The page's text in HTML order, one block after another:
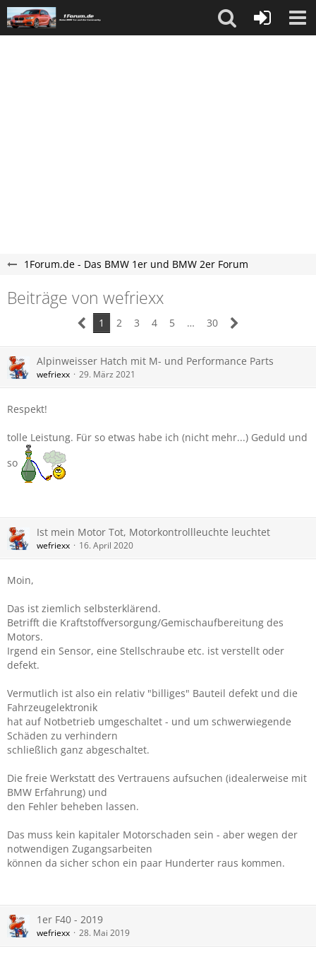
1Forum.de - Das BMW 1er und BMW 2er Forum
Beiträge von wefriexx
1 2 3 4 5 … 30
Alpinweisser Hatch mit M- und Performance Parts
wefriexx 29. März 2021
Respekt!
tolle Leistung. Für so etwas habe ich (nicht mehr...) Geduld und
so
Ist mein Motor Tot, Motorkontrollleuchte leuchtet
wefriexx 16. April 2020
Moin,
Das ist ziemlich selbsterklärend.
Betrifft die Kraftstoffversorgung/Gemischaufbereitung des
Motors.
Irgend ein Sensor, eine Stellschraube etc. ist verstellt oder
defekt.
Vermutlich ist also ein relativ "billiges" Bauteil defekt und die
Fahrzeugelektronik
hat auf Notbetrieb umgeschaltet - und um schwerwiegende
Schäden zu verhindern
schließlich ganz abgeschaltet.
Die freie Werkstatt des Vertrauens aufsuchen (idealerweise mit
BMW Erfahrung) und
den Fehler beheben lassen.
Das muss kein kapitaler Motorschaden sein - aber wegen der
notwendigen Zugangsarbeiten
können da sicher schon ein paar Hunderter raus kommen.
1er F40 - 2019
wefriexx 28. Mai 2019